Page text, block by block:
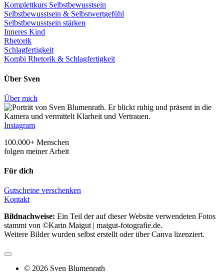
reagieren
-
Trainiere
Schlagfertigkeit
durch
Improvisation
Menge
Komplettkurs Selbstbewusstsein
Selbstbewusstsein & Selbstwertgefühl
Selbstbewusstsein stärken
Inneres Kind
Rhetorik
Schlagfertigkeit
Kombi Rhetorik & Schlagfertigkeit
Über Sven
Über mich
Instagram
100.000+ Menschen
folgen meiner Arbeit
Für dich
Gutscheine verschenken
Kontakt
Bildnachweise: Ein Teil der auf dieser Website verwendeten Fotos
stammt von ©Karin Maigut | maigut-fotografie.de.
Weitere Bilder wurden selbst erstellt oder über Canva lizenziert.
© 2026 Sven Blumenrath